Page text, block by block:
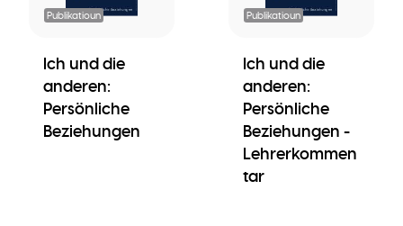
Publikatioun
Ich und die
anderen:
Persönliche
Beziehungen
Publikatioun
Ich und die
anderen:
Persönliche
Beziehungen -
Lehrerkommen
tar